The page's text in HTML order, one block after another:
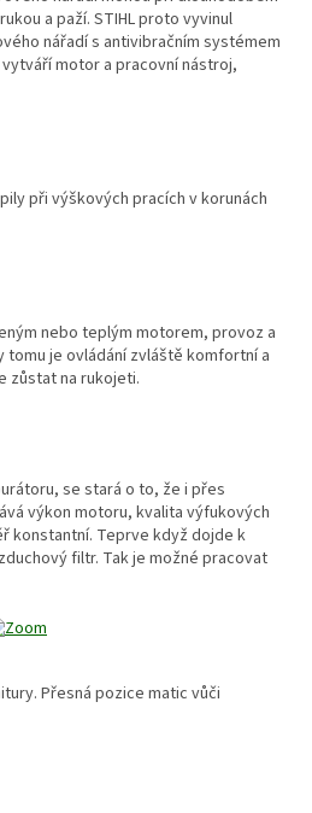
a paží. STIHL proto vyvinul
nářadí s antivibračním systémem
motor a pracovní nástroj,
při výškových pracích v korunách
nebo teplým motorem, provoz a
tomu je ovládání zvláště komfortní a
zůstat na rukojeti.
se stará o to, že i přes
výkon motoru, kvalita výfukových
konstantní. Teprve když dojde k
filtr. Tak je možné pracovat
Přesná pozice matic vůči